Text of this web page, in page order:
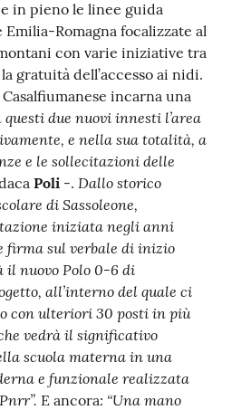
in pieno le linee guida
Romagna focalizzate al
con varie iniziative tra
gratuità dell’accesso ai nidi.
incarna una
questi due nuovi innesti l’area
e nella sua totalità, a
e le sollecitazioni delle
Poli -. Dallo storico
di Sassoleone,
iniziata negli anni
firma sul verbale di inizio
il nuovo Polo 0-6 di
all’interno del quale ci
con ulteriori 30 posti in più
vedrà il significativo
scuola materna in una
e funzionale realizzata
E ancora: “Una mano